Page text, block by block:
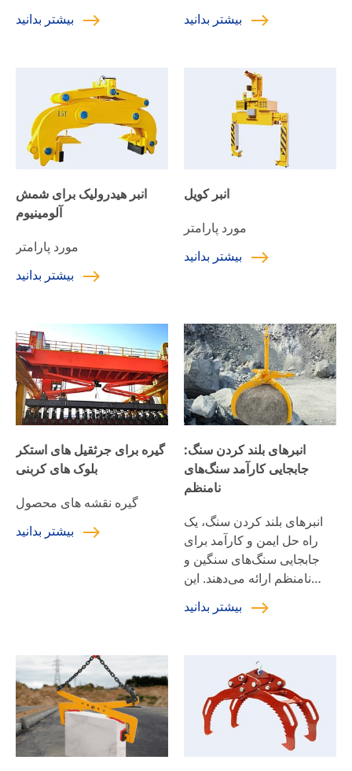
بیشتر بدانید
بیشتر بدانید
انبر هیدرولیک برای شمش
آلومینیوم
مورد پارامتر
بیشتر بدانید
انبر کویل
مورد پارامتر
بیشتر بدانید
گیره برای جرثقیل های استکر
بلوک های کربنی
گیره نقشه های محصول
بیشتر بدانید
انبرهای بلند کردن سنگ:
جابجایی کارآمد سنگ‌های
نامنظم
انبرهای بلند کردن سنگ، یک
راه حل ایمن و کارآمد برای
جابجایی سنگ‌های سنگین و
نامنظم ارائه می‌دهند. این
انبرها از فولاد با مقاومت بالا
ساخته شده‌اند و مجهز به یک
ناهموار قرار می‌گیرد. این
ویژگی آنها را برای سایت‌های
ساختمانی، پروژه‌های
محوطه‌سازی، معادن و
کارگاه‌های فرآوری سنگ
بیشتر بدانید